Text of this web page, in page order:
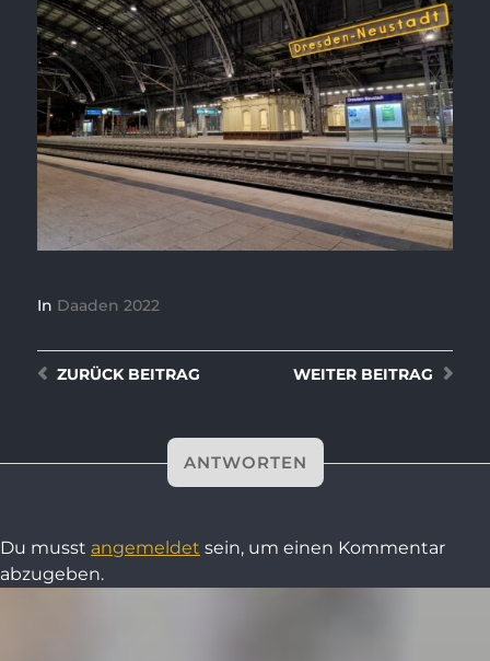
In Daaden 2022
WEITER BEITRAG
ZURÜCKBEITRAG
ANTWORTEN
Du musst angemeldet sein, um einen Kommentar
abzugeben.